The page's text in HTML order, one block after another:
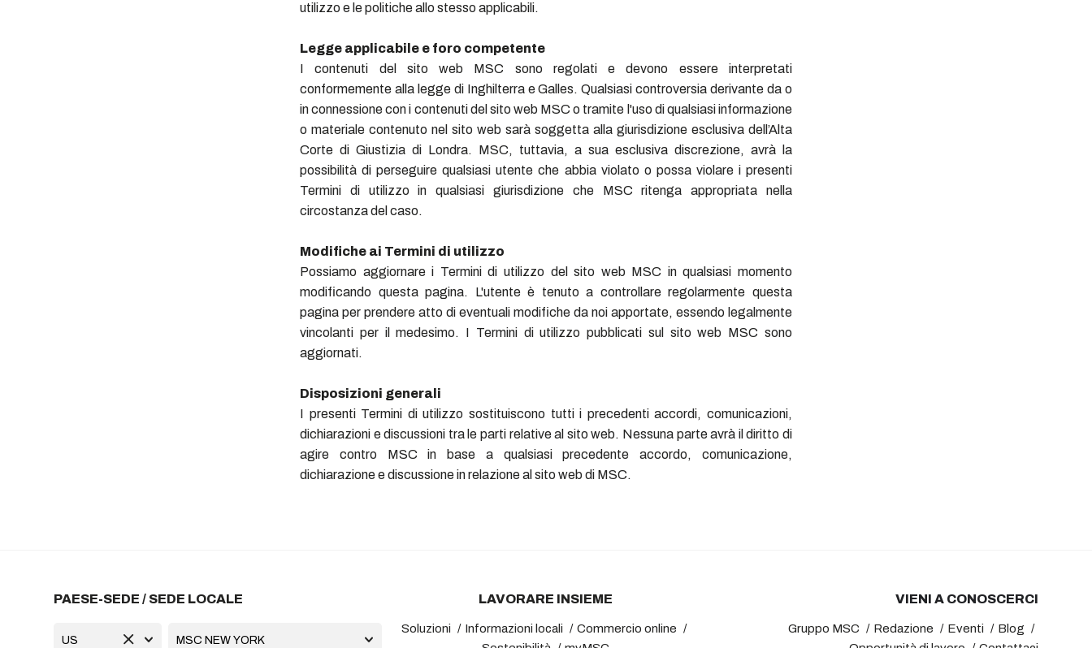
utilizzo e le politiche allo stesso applicabili.
Legge applicabile e foro competente
I contenuti del sito web MSC sono regolati e devono essere interpretati
conformemente alla legge di Inghilterra e Galles. Qualsiasi controversia derivante da o
in connessione con i contenuti del sito web MSC o tramite l'uso di qualsiasi informazione
o materiale contenuto nel sito web sarà soggetta alla giurisdizione esclusiva dell’Alta
Corte di Giustizia di Londra. MSC, tuttavia, a sua esclusiva discrezione, avrà la
possibilità di perseguire qualsiasi utente che abbia violato o possa violare i presenti
Termini di utilizzo in qualsiasi giurisdizione che MSC ritenga appropriata nella
circostanza del caso.
Modifiche ai Termini di utilizzo
Possiamo aggiornare i Termini di utilizzo del sito web MSC in qualsiasi momento
modificando questa pagina. L'utente è tenuto a controllare regolarmente questa
pagina per prendere atto di eventuali modifiche da noi apportate, essendo legalmente
vincolanti per il medesimo. I Termini di utilizzo pubblicati sul sito web MSC sono
aggiornati.
Disposizioni generali
I presenti Termini di utilizzo sostituiscono tutti i precedenti accordi, comunicazioni,
dichiarazioni e discussioni tra le parti relative al sito web. Nessuna parte avrà il diritto di
agire contro MSC in base a qualsiasi precedente accordo, comunicazione,
dichiarazione e discussione in relazione al sito web di MSC.
PAESE-SEDE / SEDE LOCALE LAVORARE INSIEME
Soluzioni Informazioni locali
Commercio online
VIENI A CONOSCERCI
Gruppo MSC Redazione Eventi
Blog